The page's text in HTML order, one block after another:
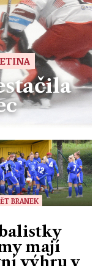
BRANEK
mají
výhru v